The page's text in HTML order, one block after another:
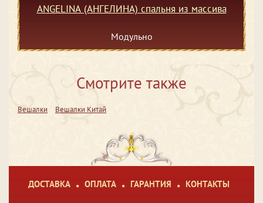
ANGELINA (АНГЕЛИНА) спальня из массива
Модульно
Смотрите также
Вешалки Вешалки Китай
ДОСТАВКА ОПЛАТА ГАРАНТИЯ КОНТАКТЫ